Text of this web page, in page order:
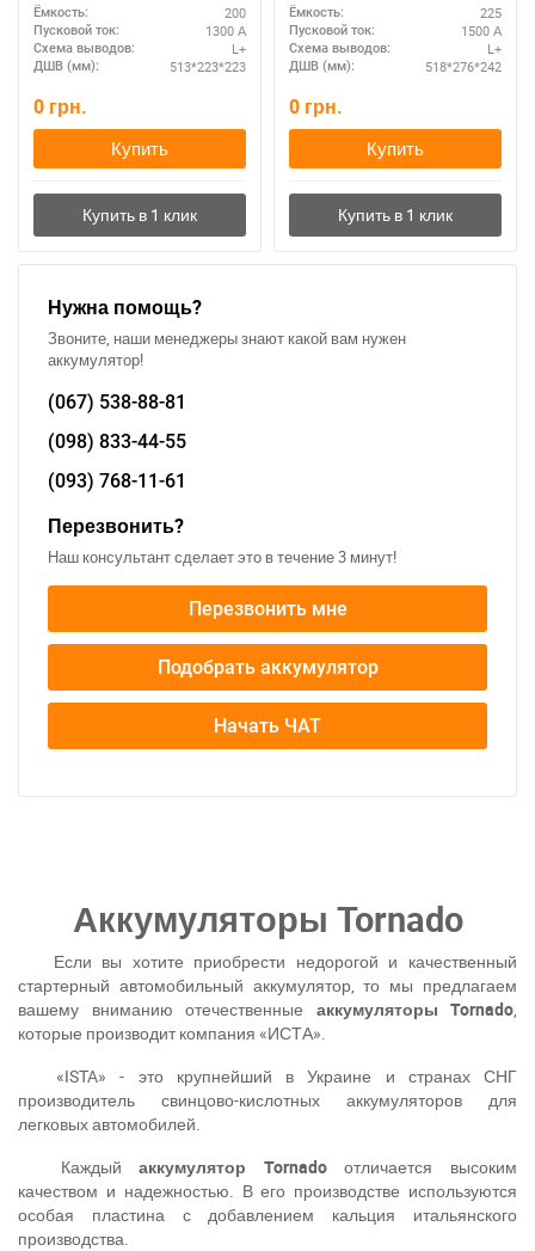
Ёмкость: 200
Пусковой ток: 1300 А
Схема выводов: L+
ДШВ (мм): 513*223*223
0 грн.
Купить
Ёмкость: 225
Пусковой ток: 1500 А
Схема выводов: L+
ДШВ (мм): 518*276*242
0 грн.
Купить
Нужна помощь?
Звоните, наши менеджеры знают какой вам нужен
аккумулятор!
(067) 538-88-81
(098) 833-44-55
(093) 768-11-61
Перезвонить?
Наш консультант сделает это в течение 3 минут!
Перезвонить мне
Подобрать аккумулятор
Начать ЧАТ
Аккумуляторы Tornado
Если вы хотите приобрести недорогой и качественный
стартерный автомобильный аккумулятор, то мы предлагаем
вашему вниманию отечественные аккумуляторы Tornado,
которые производит компания «ИСТА».
«ISTA» - это крупнейший в Украине и странах СНГ
производитель свинцово-кислотных аккумуляторов для
легковых автомобилей.
Каждыйаккумулятор Tornadoотличается высоким
качеством и надежностью. В его производстве используются
особая пластина с добавлением кальция итальянского
производства.
При отсутствии связи - пишите, звоните в Viber /
Написать в Viber Написать в Telegram